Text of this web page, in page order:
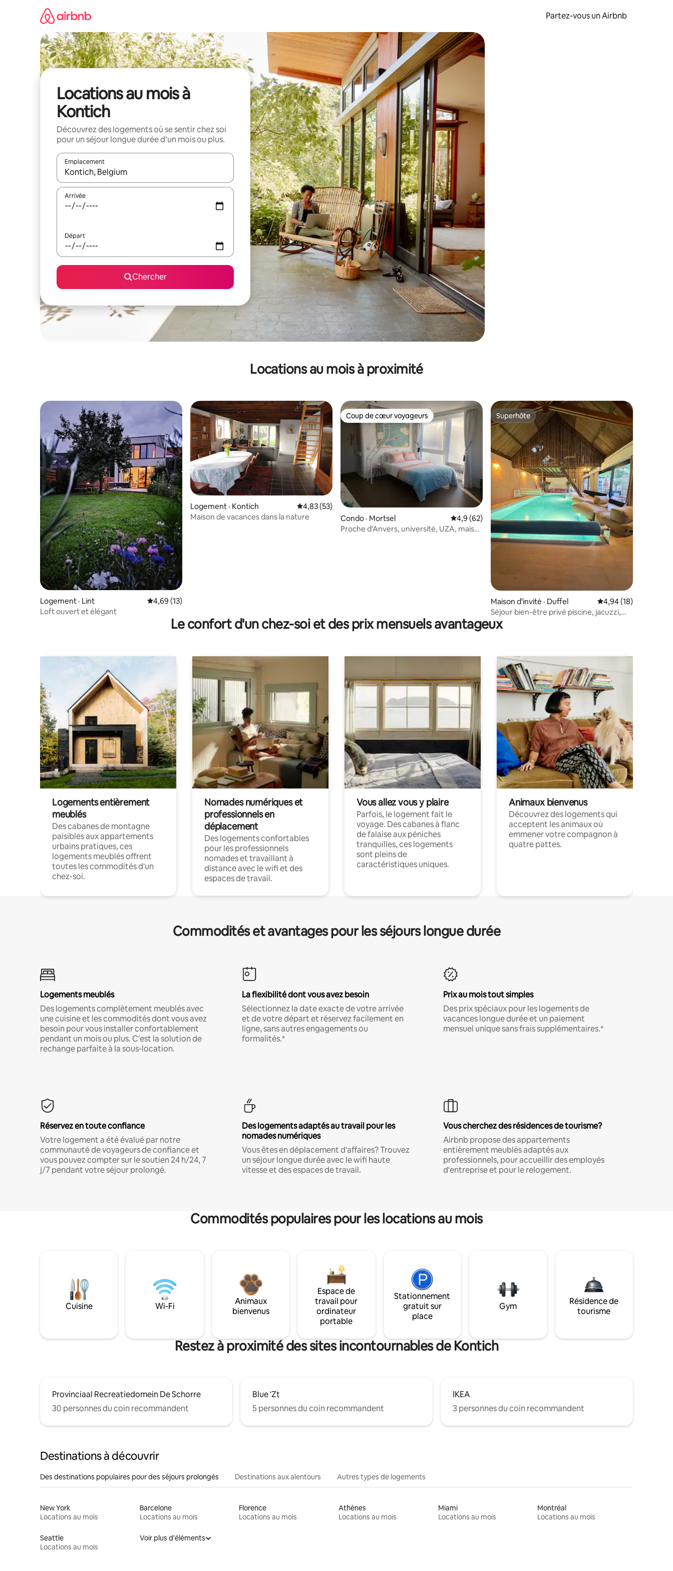
Partez-vous un Airbnb
Locations au mois à
Kontich
Découvrez des logements où se sentir chez soi
pour un séjour longue durée d’un mois ou plus.
Emplacement
Quand les résultats sont affichés, parcourez-les en utilisant les flèches vers le haut et vers le bas, ou en appuyant dessus et en les faisant glisser.
Arrivée
Départ
Chercher
Locations au mois à proximité
Logement · Lint Note moyenne de 4,69 sur 5, 13 commentaires
4,69 (13)
Loft ouvert et élégant
Logement · Kontich Note moyenne de 4,83 sur 5, 53 commentaires
4,83 (53)
Maison de vacances dans la nature
Coup de cœur voyageurs
Coup de cœur voyageurs
Condo · Mortsel Note moyenne de 4,9 sur 5, 62 commentaires
4,9 (62)
Proche d'Anvers, université, UZA, mais
Superhôte
Superhôte
Maison d'invité · Duffel Note moyenne de
4,94 (18)
Séjour bien-être privé piscine, jacuzzi,
sauna 2-4p
Le confort d'un chez-soi et des prix mensuels avantageux
Logements entièrement
meublés
Des cabanes de montagne
paisibles aux appartements
urbains pratiques, ces
logements meublés offrent
toutes les commodités d'un
chez-soi.
Nomades numériques et
professionnels en
déplacement
Des logements confortables
pour les professionnels
nomades et travaillant à
distance avec le wifi et des
espaces de travail.
Vous allez vous y plaire
Parfois, le logement fait le
voyage. Des cabanes à flanc
de falaise aux péniches
tranquilles, ces logements
sont pleins de
caractéristiques uniques.
Animaux bienvenus
Découvrez des logements qui
acceptent les animaux où
emmener votre compagnon à
quatre pattes.
Commodités et avantages pour les séjours longue durée
Logements meublés
Des logements complètement meublés avec
une cuisine et les commodités dont vous avez
besoin pour vous installer confortablement
pendant un mois ou plus. C'est la solution de
rechange parfaite à la sous-location.
La flexibilité dont vous avez besoin
Sélectionnez la date exacte de votre arrivée
et de votre départ et réservez facilement en
ligne, sans autres engagements ou
formalités.*
Prix au mois tout simples
Des prix spéciaux pour les logements de
vacances longue durée et un paiement
mensuel unique sans frais supplémentaires.*
Réservez en toute confiance
Votre logement a été évalué par notre
communauté de voyageurs de confiance et
vous pouvez compter sur le soutien 24 h/24, 7
j/7 pendant votre séjour prolongé.
Des logements adaptés au travail pour les
nomades numériques
Vous êtes en déplacement d'affaires? Trouvez
un séjour longue durée avec le wifi haute
vitesse et des espaces de travail.
Vous cherchez des résidences de tourisme?
Airbnb propose des appartements
entièrement meublés adaptés aux
professionnels, pour accueillir des employés
d'entreprise et pour le relogement.
Commodités populaires pour les locations au mois
Cuisine Wi-Fi
Animaux
bienvenus
Espace de
travail pour
ordinateur
portable
Stationnement
gratuit sur
place
Gym
Résidence de
tourisme
Restez à proximité des sites incontournables de Kontich
Provinciaal Recreatiedomein De Schorre
30 personnes du coin recommandent
Blue 'Zt
5 personnes du coin recommandent
IKEA
3 personnes du coin recommandent
Destinations à découvrir
Des destinations populaires pour des séjours prolongés Destinations aux alentours Autres types de logements
New York
Locations au mois
Barcelone
Locations au mois
Florence
Locations au mois
Athènes
Locations au mois
Miami
Locations au mois
Montréal
Locations au mois
Seattle
Locations au mois
Voir plus d'éléments